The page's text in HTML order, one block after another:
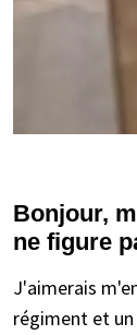
Bonjour,
ne figure
J'aimerais
régiment et